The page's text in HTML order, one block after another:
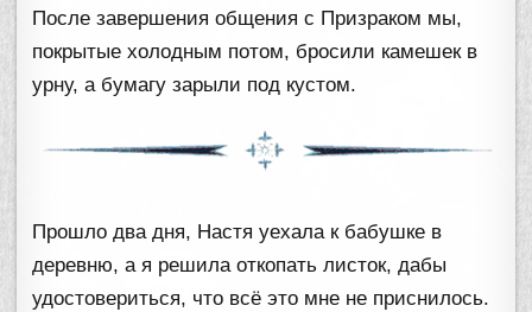
После завершения общения с Призраком мы,
покрытые холодным потом, бросили камешек в
урну, а бумагу зарыли под кустом.
Прошло два дня, Настя уехала к бабушке в
деревню, а я решила откопать листок, дабы
удостовериться, что всё это мне не приснилось.